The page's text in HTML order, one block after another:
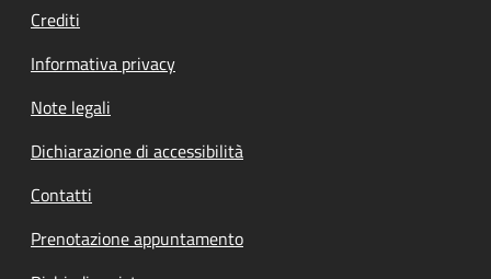
Crediti
Informativa privacy
Note legali
Dichiarazione di accessibilità
Contatti
Prenotazione appuntamento